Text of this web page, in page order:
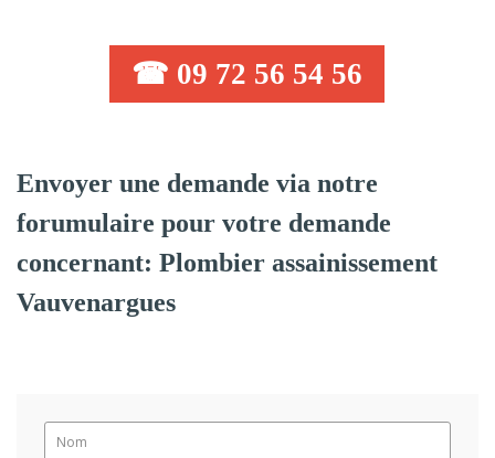
☎ 09 72 56 54 56
Envoyer une demande via notre
forumulaire pour votre demande
concernant: Plombier assainissement
Vauvenargues